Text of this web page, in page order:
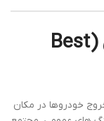
بهترین برند راهبند خارجی (Best
خودروها در مکان